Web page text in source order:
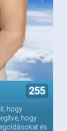
255
hogy
hogy
és